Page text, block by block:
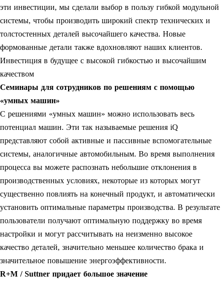
эти инвестиции, мы сделали выбор в пользу гибкой модульной
системы, чтобы производить широкий спектр технических и
толстостенных деталей высочайшего качества. Новые
формованные детали также вдохновляют наших клиентов.
Инвестиция в будущее с высокой гибкостью и высочайшим
качеством
Семинары для сотрудников по решениям с помощью
«умных машин»
С решениями «умных машин» можно использовать весь
потенциал машин. Эти так называемые решения iQ
представляют собой активные и пассивные вспомогательные
системы, аналогичные автомобильным. Во время выполнения
процесса вы можете распознать небольшие отклонения в
производственных условиях, некоторые из которых могут
существенно повлиять на конечный продукт, и автоматически
установить оптимальные параметры производства. В результате
пользователи получают оптимальную поддержку во время
настройки и могут рассчитывать на неизменно высокое
качество деталей, значительно меньшее количество брака и
значительное повышение энергоэффективности.
R+M / Suttner придает большое значение